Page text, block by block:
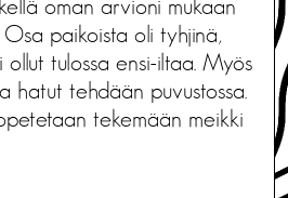
oman arvioni mukaan
paikoista oli tyhjinä,
ollut tulossa ensi-iltaa. Myös
hatut tehdään puvustossa.
tekemään meikki